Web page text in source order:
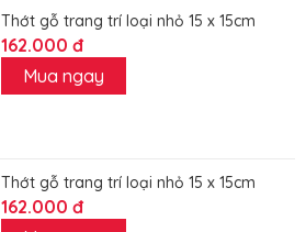
Thớt gỗ trang trí loại nhỏ 15 x 15cm
162.000 đ
Mua ngay
Thớt gỗ trang trí loại nhỏ 15 x 15cm
162.000 đ